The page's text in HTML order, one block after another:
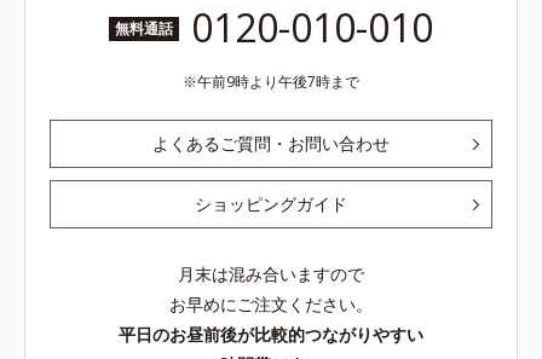
無料通話 0120-010-010
午前9時より午後7時まで
よくあるご質問・お問い合わせ
ショッピングガイド
月末は混み合いますので
お早めにご注文ください。
平日のお昼前後が比較的つながりやすい